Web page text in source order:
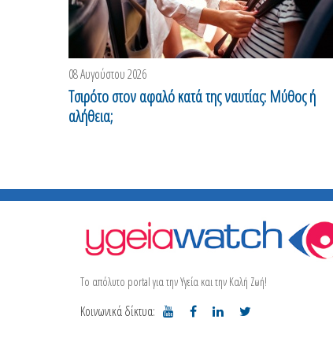
08 Αυγούστου 2026
Τσιρότο στον αφαλό κατά της ναυτίας: Μύθος ή
αλήθεια;
Το απόλυτο portal για την Υγεία και την Καλή Ζωή!
Κοινωνικά δίκτυα: